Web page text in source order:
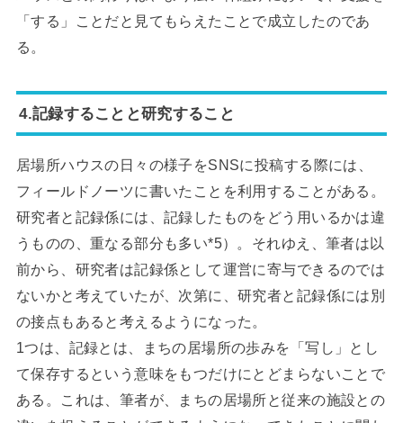
「する」ことだと見てもらえたことで成立したのであ
る。
4.記録することと研究すること
居場所ハウスの日々の様子をSNSに投稿する際には、
フィールドノーツに書いたことを利用することがある。
研究者と記録係には、記録したものをどう用いるかは違
うものの、重なる部分も多い*5）。それゆえ、筆者は以
前から、研究者は記録係として運営に寄与できるのでは
ないかと考えていたが、次第に、研究者と記録係には別
の接点もあると考えるようになった。
1つは、記録とは、まちの居場所の歩みを「写し」とし
て保存するという意味をもつだけにとどまらないことで
ある。これは、筆者が、まちの居場所と従来の施設との